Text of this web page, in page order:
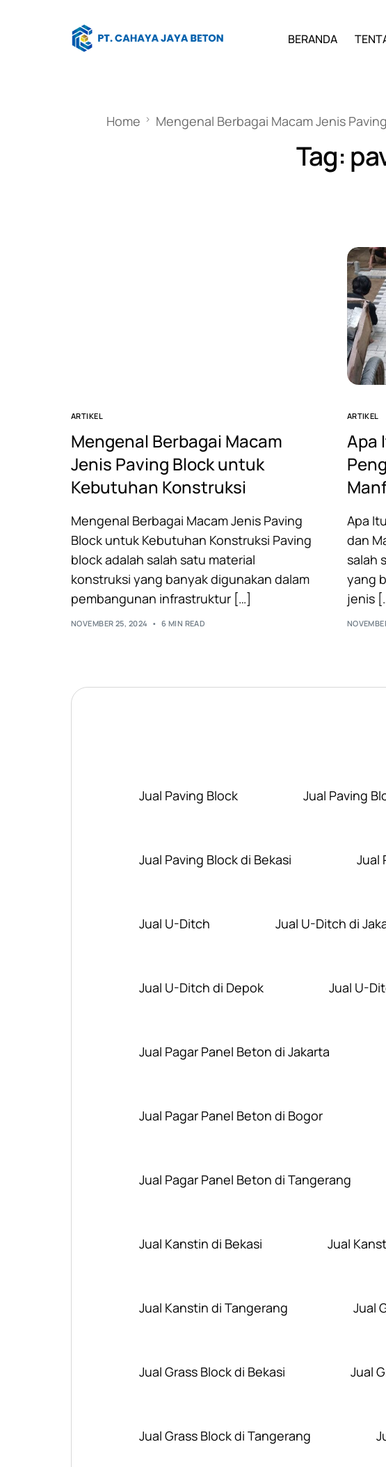
BERANDA
Home Mengenal Berbagai Macam Jenis
Tag:
ARTIKEL
Mengenal Berbagai Macam
Jenis Paving Block untuk
Kebutuhan Konstruksi
Mengenal Berbagai Macam Jenis Paving
Block untuk Kebutuhan Konstruksi Paving
block adalah salah satu material
konstruksi yang banyak digunakan dalam
pembangunan infrastruktur […]
NOVEMBER 25, 2024 6 MIN READ
ARTIKEL
Apa
Apa
dan
salah
yang
jenis
Jual Paving Block Jual Paving
Jual Paving Block di Bekasi Jual
Jual U-Ditch Jual U-Ditch di
Jual U-Ditch di Depok Jual U-
Jual Pagar Panel Beton di Jakarta
Jual Pagar Panel Beton di Bogor
Jual Pagar Panel Beton di Tangerang
Jual Kanstin di Bekasi Jual
Jual Kanstin di Tangerang Jual
Jual Grass Block di Bekasi Jual
Jual Grass Block di Tangerang